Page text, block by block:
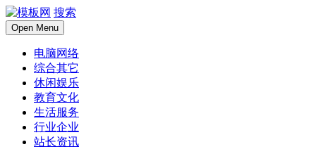
搜索
Open Menu
电脑网络
综合其它
休闲娱乐
教育文化
生活服务
行业企业
站长资讯